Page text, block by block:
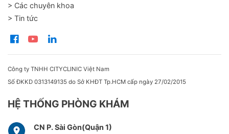
> Các chuyên khoa
> Tin tức
Công ty TNHH CITYCLINIC Việt Nam
Số ĐKKD 0313149135 do Sở KHĐT Tp.HCM cấp ngày 27/02/2015
HỆ THỐNG PHÒNG KHÁM
CN P. Sài Gòn(Quận 1)